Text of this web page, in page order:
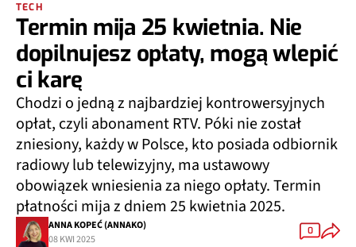
TECH
Termin mija 25 kwietnia. Nie
dopilnujesz opłaty, mogą wlepić
ci karę
Chodzi o jedną z najbardziej kontrowersyjnych
opłat, czyli abonament RTV. Póki nie został
zniesiony, każdy w Polsce, kto posiada odbiornik
radiowy lub telewizyjny, ma ustawowy
obowiązek wniesienia za niego opłaty. Termin
płatności mija z dniem 25 kwietnia 2025.
ANNA KOPEĆ (ANNAKO)
08 KWI 2025
0